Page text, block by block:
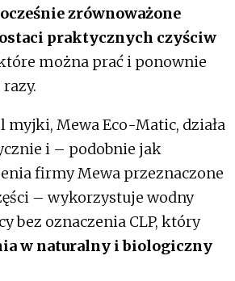
zrównoważone
praktycznych czyściw
można prać i ponownie
myjki, Mewa Eco-Matic, działa
i – podobnie jak
firmy Mewa przeznaczone
– wykorzystuje wodny
bez oznaczenia CLP, który
w naturalny i biologiczny